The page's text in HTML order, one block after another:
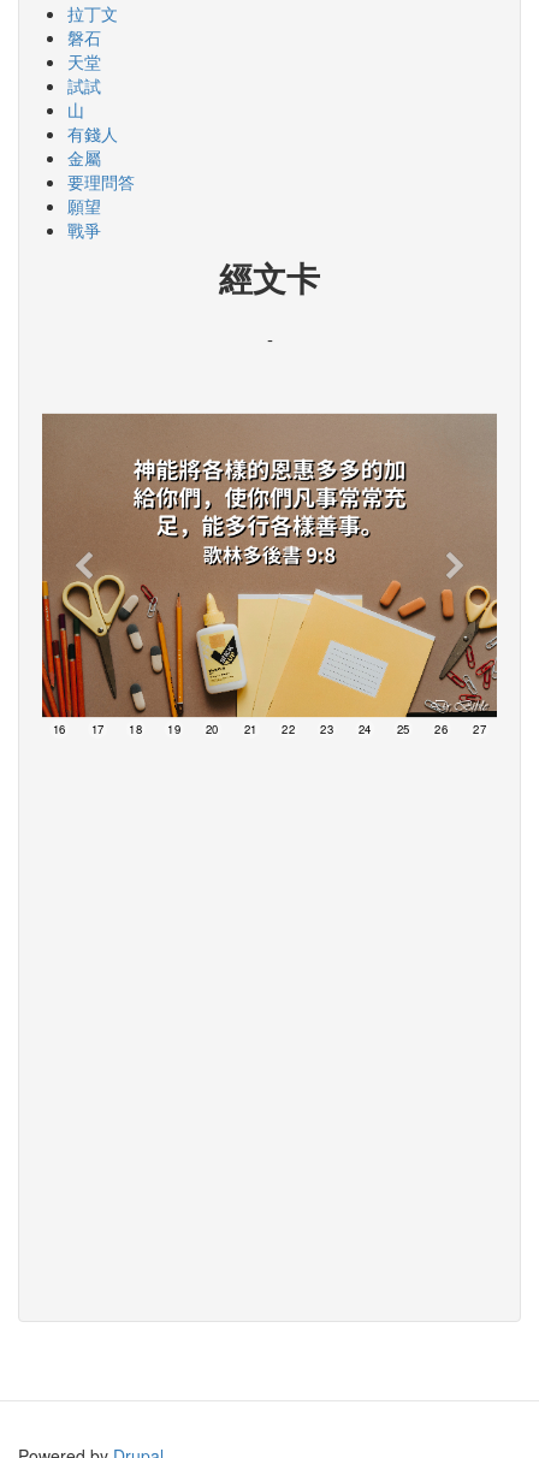
拉丁文
磐石
天堂
試試
山
有錢人
金屬
要理問答
願望
戰爭
經文卡
-
16 17 18 19 20 21 22 23 24 25 26 27